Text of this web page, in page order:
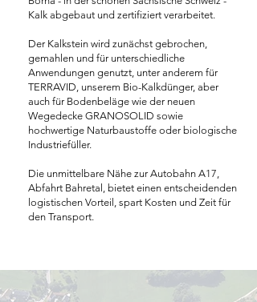
Kalk abgebaut und zertifiziert verarbeitet.
Der Kalkstein wird zunächst gebrochen,
gemahlen und für unterschiedliche
Anwendungen genutzt, unter anderem für
TERRAVID, unserem Bio-Kalkdünger, aber
auch für Bodenbeläge wie der neuen
Wegedecke GRANOSOLID sowie
hochwertige Naturbaustoffe oder biologische
Industriefüller.
Die unmittelbare Nähe zur Autobahn A17,
Abfahrt Bahretal, bietet einen entscheidenden
logistischen Vorteil, spart Kosten und Zeit für
den Transport.